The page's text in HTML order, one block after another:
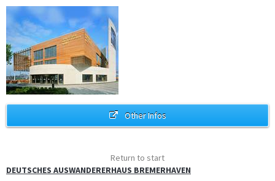
Other Infos
Return to start
DEUTSCHES AUSWANDERERHAUS BREMERHAVEN